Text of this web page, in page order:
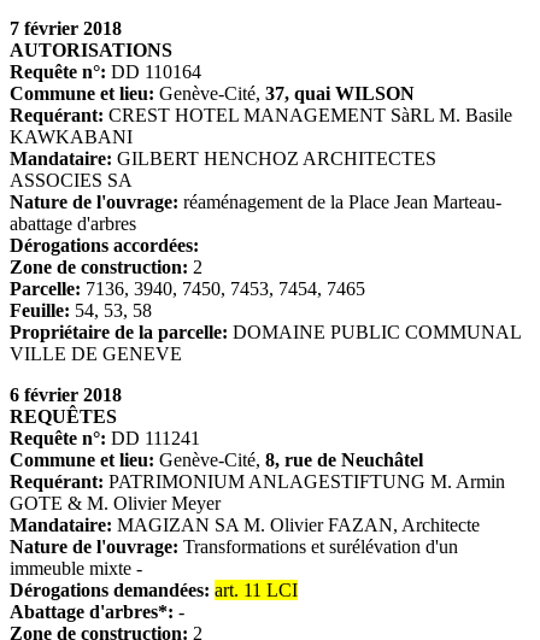
7 février 2018
AUTORISATIONS
Requête n°: DD 110164
Commune et lieu: Genève-Cité, 37, quai WILSON
Requérant: CREST HOTEL MANAGEMENT SàRL M. Basile
KAWKABANI
Mandataire: GILBERT HENCHOZ ARCHITECTES
ASSOCIES SA
Nature de l'ouvrage: réaménagement de la Place Jean Marteau-
abattage d'arbres
Dérogations accordées:
Zone de construction: 2
Parcelle: 7136, 3940, 7450, 7453, 7454, 7465
Feuille: 54, 53, 58
Propriétaire de la parcelle: DOMAINE PUBLIC COMMUNAL
VILLE DE GENEVE
6 février 2018
REQUÊTES
Requête n°: DD 111241
Commune et lieu: Genève-Cité, 8, rue de Neuchâtel
Requérant: PATRIMONIUM ANLAGESTIFTUNG M. Armin
GOTE & M. Olivier Meyer
Mandataire: MAGIZAN SA M. Olivier FAZAN, Architecte
Nature de l'ouvrage: Transformations et surélévation d'un
immeuble mixte -
Dérogations demandées: art. 11 LCI
Abattage d'arbres*: -
Zone de construction: 2